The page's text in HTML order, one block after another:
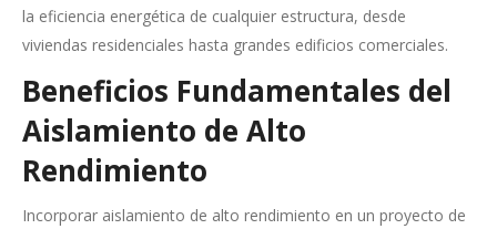
la eficiencia energética de cualquier estructura, desde
viviendas residenciales hasta grandes edificios comerciales.
Beneficios Fundamentales del
Aislamiento de Alto
Rendimiento
Incorporar aislamiento de alto rendimiento en un proyecto de